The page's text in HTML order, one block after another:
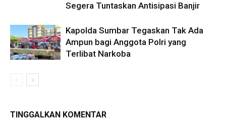
Segera Tuntaskan Antisipasi Banjir
Kapolda Sumbar Tegaskan Tak Ada
Ampun bagi Anggota Polri yang
Terlibat Narkoba
TINGGALKAN KOMENTAR